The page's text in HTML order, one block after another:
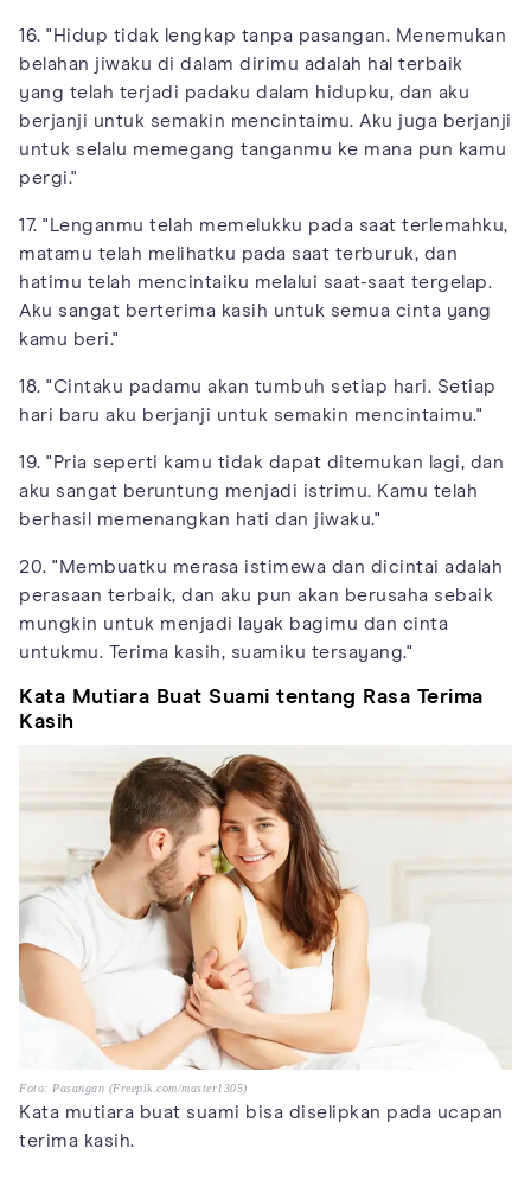
16. "Hidup tidak lengkap tanpa pasangan. Menemukan
belahan jiwaku di dalam dirimu adalah hal terbaik
yang telah terjadi padaku dalam hidupku, dan aku
berjanji untuk semakin mencintaimu. Aku juga berjanji
untuk selalu memegang tanganmu ke mana pun kamu
pergi."
17. "Lenganmu telah memelukku pada saat terlemahku,
matamu telah melihatku pada saat terburuk, dan
hatimu telah mencintaiku melalui saat-saat tergelap.
Aku sangat berterima kasih untuk semua cinta yang
kamu beri."
18. "Cintaku padamu akan tumbuh setiap hari. Setiap
hari baru aku berjanji untuk semakin mencintaimu."
19. "Pria seperti kamu tidak dapat ditemukan lagi, dan
aku sangat beruntung menjadi istrimu. Kamu telah
berhasil memenangkan hati dan jiwaku."
20. "Membuatku merasa istimewa dan dicintai adalah
perasaan terbaik, dan aku pun akan berusaha sebaik
mungkin untuk menjadi layak bagimu dan cinta
untukmu. Terima kasih, suamiku tersayang."
Kata Mutiara Buat Suami tentang Rasa Terima
Kasih
Foto: Pasangan (Freepik.com/master1305)
Kata mutiara buat suami bisa diselipkan pada ucapan
terima kasih.